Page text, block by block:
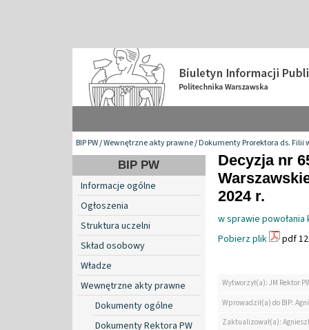
BIP PW/Wewnętrzne akty prawne/Dokumenty Prorektora ds. Filii
BIP PW
Informacje ogólne
Ogłoszenia
Struktura uczelni
Skład osobowy
Władze
Wewnętrzne akty prawne
Dokumenty ogólne
Dokumenty Rektora PW
Decyzja nr
2024 r.
w sprawie
Pobierz plik
pdf
Wytworzył(a): JM Rektor
Wprowadził(a) do BIP:
Zaktualizował(a):